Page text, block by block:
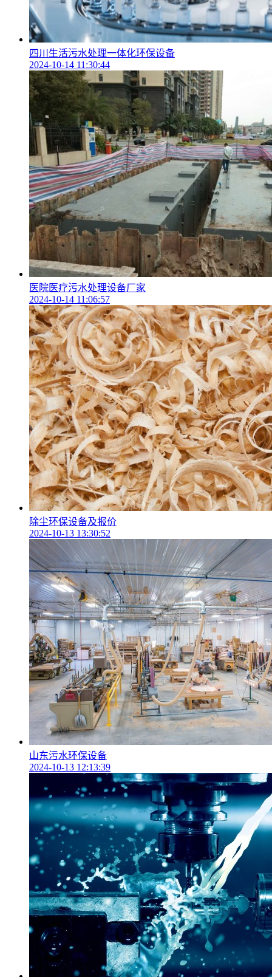
四川生活污水处理一体化环保设备
2024-10-14 11:30:44
医院医疗污水处理设备厂家
2024-10-14 11:06:57
除尘环保设备及报价
2024-10-13 13:30:52
山东污水环保设备
2024-10-13 12:13:39